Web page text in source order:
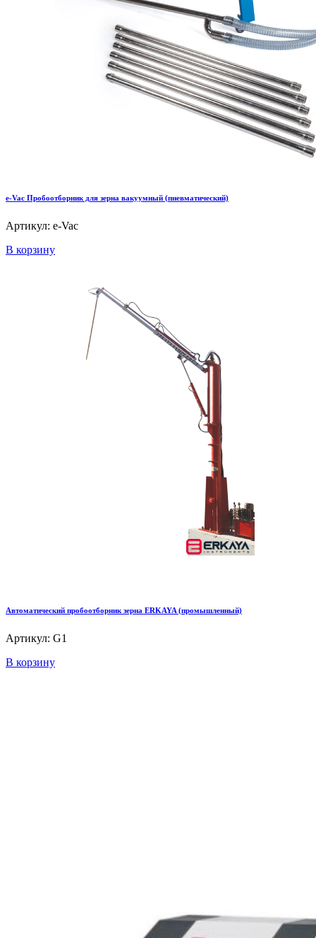
e-Vac Пробоотборник для зерна вакуумный (пневматический)
Артикул: e-Vac
В корзину
Автоматический пробоотборник зерна ERKAYA (промышленный)
Артикул: G1
В корзину